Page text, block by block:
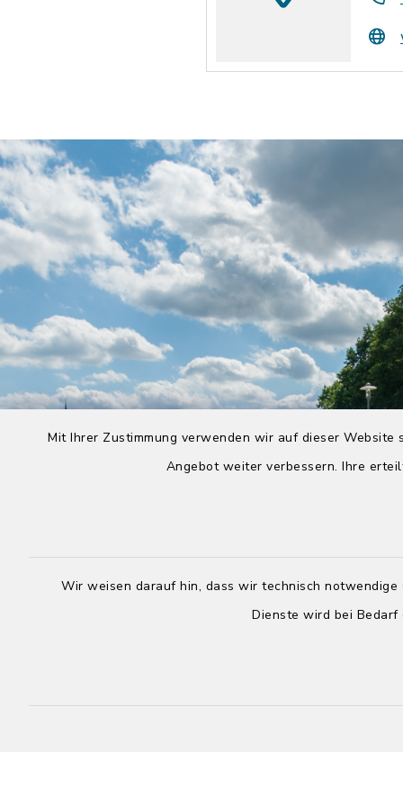
Mit Ihrer Zustimmung verwenden wir auf dieser
Angebot weiter verbessern. Ihre
Wir weisen darauf hin, dass wir technisch
Dienste wird bei